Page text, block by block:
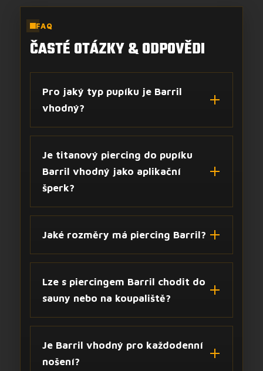
FAQ
ČASTÉ OTÁZKY & ODPOVĚDI
Pro jaký typ pupíku je Barril
vhodný?
Je titanový piercing do pupíku
Barril vhodný jako aplikační
šperk?
Jaké rozměry má piercing Barril?
Lze s piercingem Barril chodit do
sauny nebo na koupaliště?
Je Barril vhodný pro každodenní
nošení?